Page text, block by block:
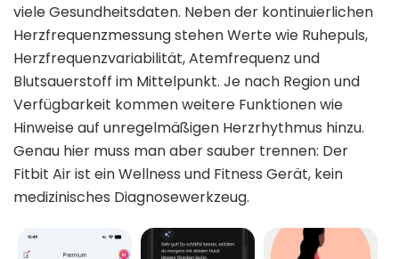
viele Gesundheitsdaten. Neben der kontinuierlichen
Herzfrequenzmessung stehen Werte wie Ruhepuls,
Herzfrequenzvariabilität, Atemfrequenz und
Blutsauerstoff im Mittelpunkt. Je nach Region und
Verfügbarkeit kommen weitere Funktionen wie
Hinweise auf unregelmäßigen Herzrhythmus hinzu.
Genau hier muss man aber sauber trennen: Der
Fitbit Air ist ein Wellness und Fitness Gerät, kein
medizinisches Diagnosewerkzeug.